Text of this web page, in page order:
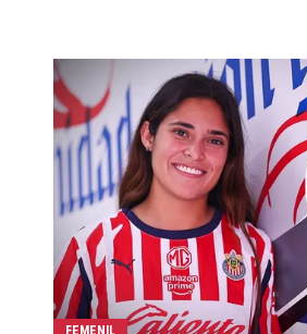
FEMENIL